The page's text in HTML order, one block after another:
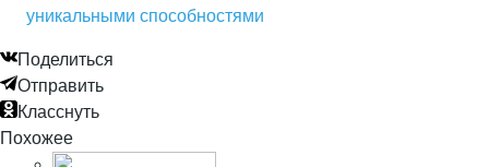
уникальными способностями
Поделиться
Отправить
Класснуть
Похожее